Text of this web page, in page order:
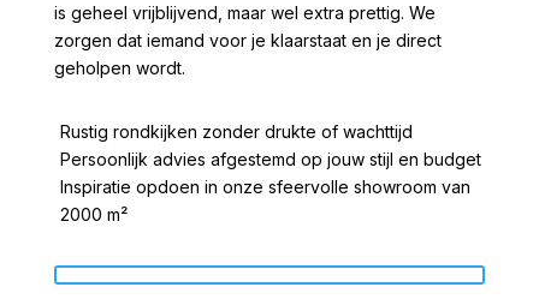
is geheel vrijblijvend, maar wel extra prettig. We
zorgen dat iemand voor je klaarstaat en je direct
geholpen wordt.
Rustig rondkijken zonder drukte of wachttijd
Persoonlijk advies afgestemd op jouw stijl en budget
Inspiratie opdoen in onze sfeervolle showroom van
2000 m²